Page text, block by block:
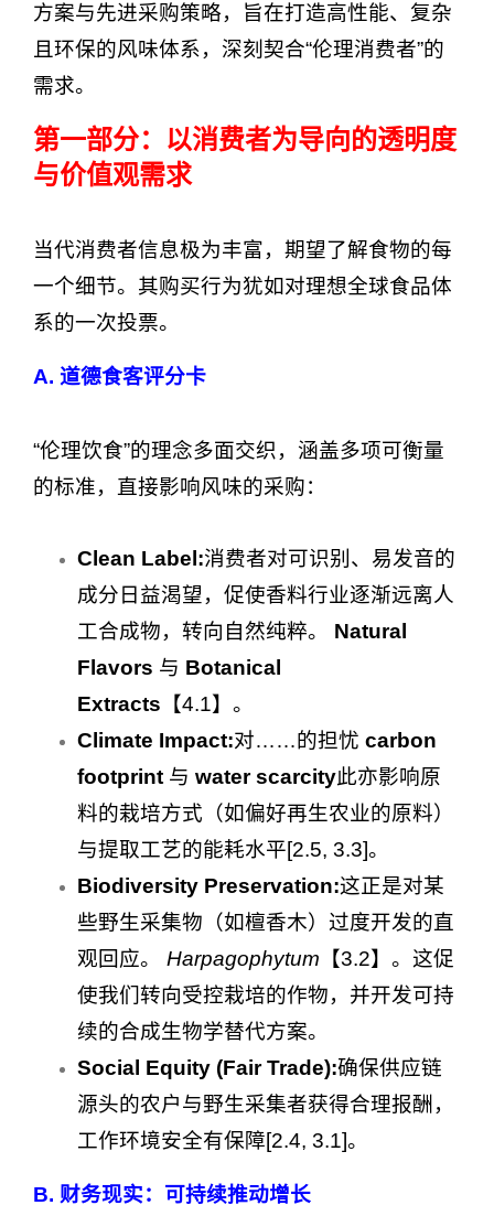
方案与先进采购策略，旨在打造高性能、复杂
且环保的风味体系，深刻契合“伦理消费者”的
需求。
第一部分：以消费者为导向的透明度
与价值观需求
当代消费者信息极为丰富，期望了解食物的每
一个细节。其购买行为犹如对理想全球食品体
系的一次投票。
A. 道德食客评分卡
“伦理饮食”的理念多面交织，涵盖多项可衡量
的标准，直接影响风味的采购：
Clean Label:消费者对可识别、易发音的
成分日益渴望，促使香料行业逐渐远离人
工合成物，转向自然纯粹。 Natural
Flavors 与 Botanical
Extracts 【4.1】。
Climate Impact:对……的担忧 carbon
footprint 与 water scarcity此亦影响原
料的栽培方式（如偏好再生农业的原料）
与提取工艺的能耗水平[2.5, 3.3]。
Biodiversity Preservation:这正是对某
些野生采集物（如檀香木）过度开发的直
观回应。 Harpagophytum 【3.2】。这促
使我们转向受控栽培的作物，并开发可持
续的合成生物学替代方案。
Social Equity (Fair Trade):确保供应链
源头的农户与野生采集者获得合理报酬，
工作环境安全有保障[2.4, 3.1]。
B. 财务现实：可持续推动增长